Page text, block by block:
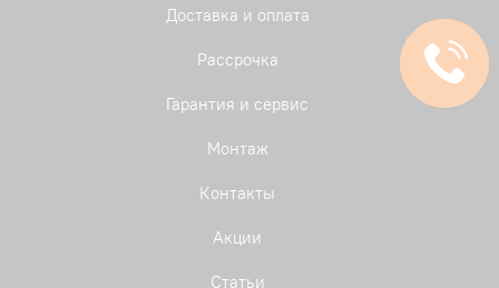
Доставка и оплата
Рассрочка
Гарантия и сервис
Монтаж
Контакты
Акции
Статьи